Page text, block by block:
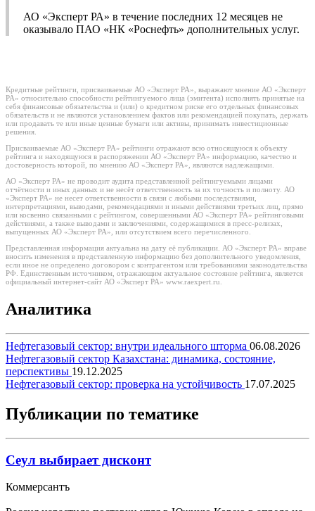
АО «Эксперт РА» в течение последних 12 месяцев не
оказывало ПАО «НК «Роснефть» дополнительных услуг.
Кредитные рейтинги, присваиваемые АО «Эксперт РА», выражают мнение АО «Эксперт
РА» относительно способности рейтингуемого лица (эмитента) исполнять принятые на
себя финансовые обязательства и (или) о кредитном риске его отдельных финансовых
обязательств и не являются установлением фактов или рекомендацией покупать, держать
или продавать те или иные ценные бумаги или активы, принимать инвестиционные
решения.
Присваиваемые АО «Эксперт РА» рейтинги отражают всю относящуюся к объекту
рейтинга и находящуюся в распоряжении АО «Эксперт РА» информацию, качество и
достоверность которой, по мнению АО «Эксперт РА», являются надлежащими.
АО «Эксперт РА» не проводит аудита представленной рейтингуемыми лицами
отчётности и иных данных и не несёт ответственность за их точность и полноту. АО
«Эксперт РА» не несет ответственности в связи с любыми последствиями,
интерпретациями, выводами, рекомендациями и иными действиями третьих лиц, прямо
или косвенно связанными с рейтингом, совершенными АО «Эксперт РА» рейтинговыми
действиями, а также выводами и заключениями, содержащимися в пресс-релизах,
выпущенных АО «Эксперт РА», или отсутствием всего перечисленного.
Представленная информация актуальна на дату её публикации. АО «Эксперт РА» вправе
вносить изменения в представленную информацию без дополнительного уведомления,
если иное не определено договором с контрагентом или требованиями законодательства
РФ. Единственным источником, отражающим актуальное состояние рейтинга, является
официальный интернет-сайт АО «Эксперт РА» www.raexpert.ru.
Аналитика
Нефтегазовый сектор: внутри идеального шторма 06.08.2026
Нефтегазовый сектор Казахстана: динамика, состояние,
перспективы 19.12.2025
Нефтегазовый сектор: проверка на устойчивость 17.07.2025
Публикации по тематике
Сеул выбирает дисконт
Коммерсантъ